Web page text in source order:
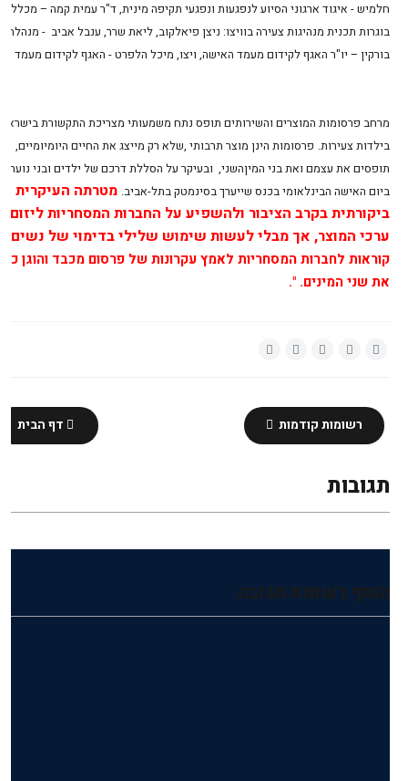
חלמיש - איגוד ארגוני הסיוע לנפגעות ונפגעי תקיפה מינית, ד"ר עמית קמה –
בוגרות תכנית מנהיגות צעירה בוויצו: ניצן פיאלקוב, ליאת שרר, ענבל אביב -
בורקין – יו"ר האגף לקידום מעמד האישה, ויצו, מיכל הלפרט - האגף לקידום מעמד
מרחב פרסומות המוצרים והשירותים תופס נתח משמעותי מצריכת התקשורתבישראל
בילדות צעירות. פרסומות הינן מוצר תרבותי ,שלא רק מייצג את החיים היומיומיים,
תופסים את עצמם ואתבני המיןהשני, ובעיקר על הסללת דרכם של ילדים ובני נוער
ביום האישה הבינלאומי בכנס שייערך בסינמטק בתל-אביב. מטרתה העיקרית
ביקורתית בקרב הציבור ולהשפיע על החברות המסחריות
ערכי המוצר, אך מבלי לעשות שימוש שלילי בדימוי של נשים
קוראות לחברות המסחריות לאמץ עקרונות של פרסום מכבד והוגן
את שני המינים. ".
רשומות קודמות דף הבית
תגובות
הוסף רשומת תגובה